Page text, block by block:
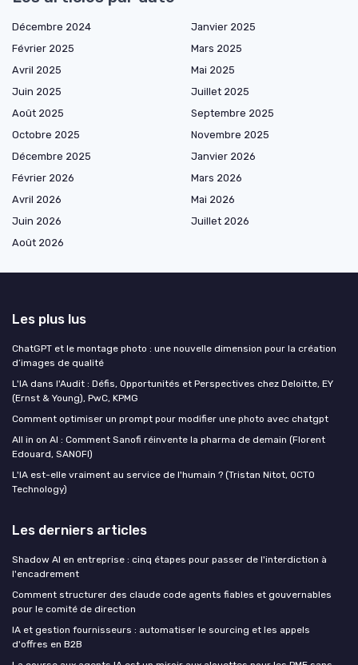
Décembre 2024
Janvier 2025
Février 2025
Mars 2025
Avril 2025
Mai 2025
Juin 2025
Juillet 2025
Août 2025
Septembre 2025
Octobre 2025
Novembre 2025
Décembre 2025
Janvier 2026
Février 2026
Mars 2026
Avril 2026
Mai 2026
Juin 2026
Juillet 2026
Août 2026
Les plus lus
ChatGPT et le montage photo : une nouvelle dimension pour la création
d’images de qualité
L'IA dans l'Audit : Défis, Opportunités et Perspectives chez Deloitte, EY
(Ernst & Young), PwC, KPMG
Comment optimiser un prompt pour modifier une photo avec chatgpt
All in on AI : Comment Sanofi réinvente la pharma de demain (Florent
Edouard, SANOFI)
L'IA est-elle vraiment au service de l'humain ? (Tristan Nitot, OCTO
Technology)
Les derniers articles
Shadow AI en entreprise : cinq étapes pour passer de l'interdiction à
l'encadrement
Comment structurer des claude code agents fiables et gouvernables
pour le comité de direction
IA et gestion fournisseurs : automatiser le sourcing et les appels
d'offres en B2B